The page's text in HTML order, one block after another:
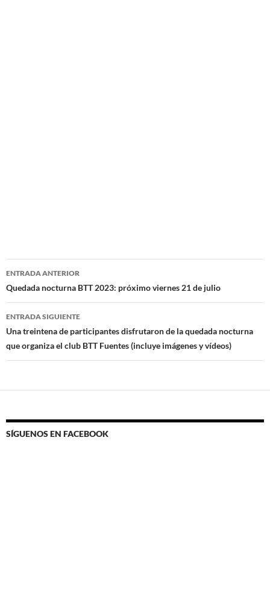
Navegación
de
entradas
ENTRADA ANTERIOR
Quedada nocturna BTT 2023: próximo viernes 21 de julio
ENTRADA SIGUIENTE
Una treintena de participantes disfrutaron de la quedada nocturna
que organiza el club BTT Fuentes (incluye imágenes y vídeos)
SÍGUENOS EN FACEBOOK